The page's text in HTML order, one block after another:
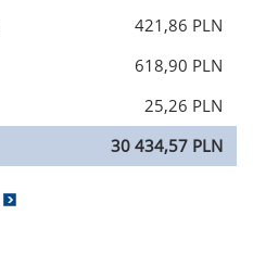
421,86 PLN
618,90 PLN
25,26 PLN
30 434,57 PLN